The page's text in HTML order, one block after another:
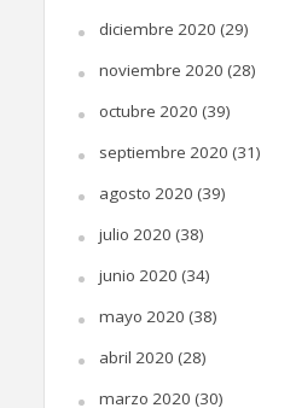
diciembre 2020 (29)
noviembre 2020 (28)
octubre 2020 (39)
septiembre 2020 (31)
agosto 2020 (39)
julio 2020 (38)
junio 2020 (34)
mayo 2020 (38)
abril 2020 (28)
marzo 2020 (30)